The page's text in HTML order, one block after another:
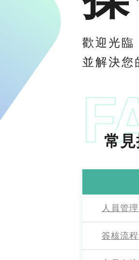
歡迎光臨
並解決您
常
人員管理
簽核流